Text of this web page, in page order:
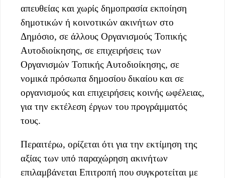
απευθείας και χωρίς δημοπρασία εκποίηση
δημοτικών ή κοινοτικών ακινήτων στο
Δημόσιο, σε άλλους Οργανισμούς Τοπικής
Αυτοδιοίκησης, σε επιχειρήσεις των
Οργανισμών Τοπικής Αυτοδιοίκησης, σε
νομικά πρόσωπα δημοσίου δικαίου και σε
οργανισμούς και επιχειρήσεις κοινής ωφέλειας,
για την εκτέλεση έργων του προγράμματός
τους.
Περαιτέρω, ορίζεται ότι για την εκτίμηση της
αξίας των υπό παραχώρηση ακινήτων
επιλαμβάνεται Επιτροπή που συγκροτείται με